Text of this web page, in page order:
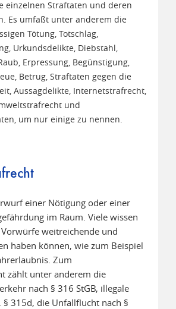
einzelnen Straftaten und deren
Es umfaßt unter anderem die
Tötung, Totschlag,
Urkundsdelikte, Diebstahl,
Erpressung, Begünstigung,
Betrug, Straftaten gegen die
Aussagdelikte, Internetstrafrecht,
und
um nur einige zu nennen.
einer Nötigung oder einer
im Raum. Viele wissen
weitreichende und
haben können, wie zum Beispiel
Zum
zählt unter anderem die
nach § 316 StGB, illegale
315d, die Unfallflucht nach §